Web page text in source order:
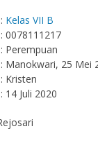
: Kelas VII B
: 0078111217
: Perempuan
: Manokwari, 25 Mei
: Kristen
: 14 Juli 2020